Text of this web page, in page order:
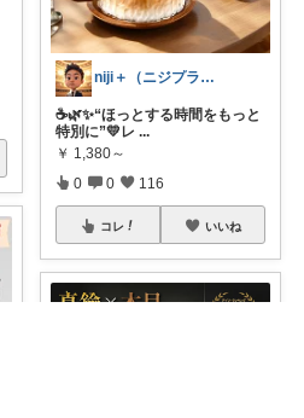
niji＋（ニジプラス）感謝しています
☕🌿✨“ほっとする時間をもっと
特別に”💛レ ...
￥ 1,380～
0 0 116
コレ いいね